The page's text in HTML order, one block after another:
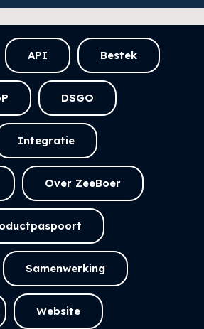
API Bestek
DSGO
Integratie
Over ZeeBoer
Samenwerking
Website